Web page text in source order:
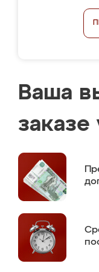
Ваша
заказе